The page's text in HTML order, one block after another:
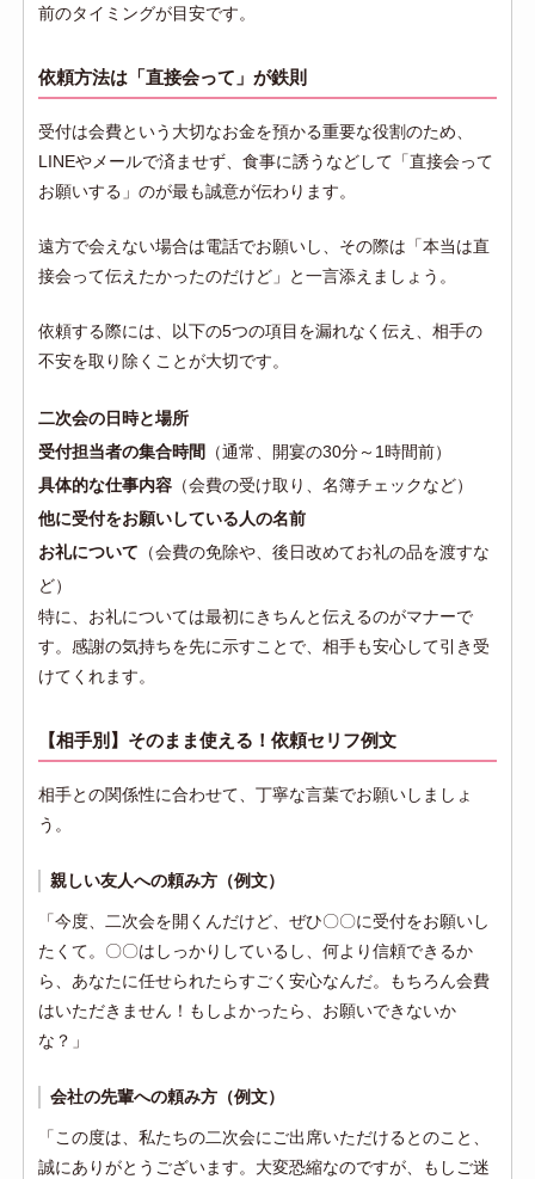
前のタイミングが目安です。
依頼方法は「直接会って」が鉄則
受付は会費という大切なお金を預かる重要な役割のため、
LINEやメールで済ませず、食事に誘うなどして「直接会って
お願いする」のが最も誠意が伝わります。
遠方で会えない場合は電話でお願いし、その際は「本当は直
接会って伝えたかったのだけど」と一言添えましょう。
依頼する際には、以下の5つの項目を漏れなく伝え、相手の
不安を取り除くことが大切です。
二次会の日時と場所
受付担当者の集合時間
（通常、開宴の30分～1時間前）
具体的な仕事内容 （会費の受け取り、名簿チェックなど）
他に受付をお願いしている人の名前
お礼について （会費の免除や、後日改めてお礼の品を渡すな
ど）
特に、お礼については最初にきちんと伝えるのがマナーで
す。感謝の気持ちを先に示すことで、相手も安心して引き受
けてくれます。
【相手別】そのまま使える！依頼セリフ例文
相手との関係性に合わせて、丁寧な言葉でお願いしましょ
う。
親しい友人への頼み方（例文）
「今度、二次会を開くんだけど、ぜひ〇〇に受付をお願いし
たくて。〇〇はしっかりしているし、何より信頼できるか
ら、あなたに任せられたらすごく安心なんだ。もちろん会費
はいただきません！もしよかったら、お願いできないか
な？」
会社の先輩への頼み方（例文）
「この度は、私たちの二次会にご出席いただけるとのこと、
誠にありがとうございます。大変恐縮なのですが、もしご迷